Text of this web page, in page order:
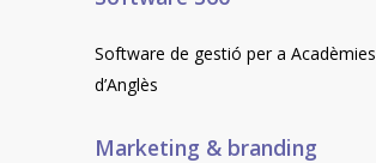
Software de gestió per a Acadèmies
d’Anglès
Marketing & branding